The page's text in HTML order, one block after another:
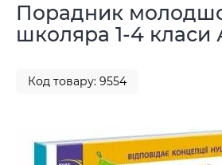
Порадник
школяра 1-4
Код товару: 9554